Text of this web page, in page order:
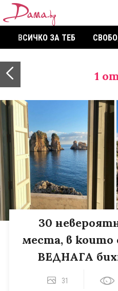
ВСИЧКО ЗА ТЕБ
1
30
места, в които
ВЕДНАГА
31